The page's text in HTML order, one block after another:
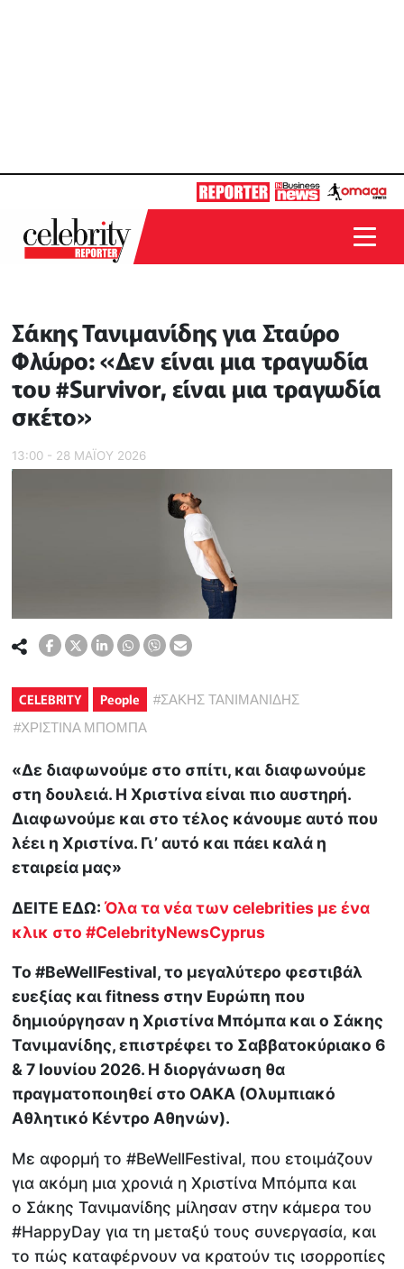
Σάκης Τανιμανίδης για Σταύρο
Φλώρο: «Δεν είναι μια τραγωδία
του #Survivor, είναι μια τραγωδία
σκέτο»
13:00 - 28 ΜΑΪ́ΟΥ 2026
CELEBRITY People #ΣΑΚΗΣ ΤΑΝΙΜΑΝΙΔΗΣ
#ΧΡΙΣΤΙΝΑ ΜΠΟΜΠΑ
«Δε διαφωνούμε στο σπίτι, και διαφωνούμε
στη δουλειά. Η Χριστίνα είναι πιο αυστηρή.
Διαφωνούμε και στο τέλος κάνουμε αυτό που
λέει η Χριστίνα. Γι’ αυτό και πάει καλά η
εταιρεία μας»
ΔΕΙΤΕ ΕΔΩ:Όλα τα νέα των celebrities με ένα
κλικ στο #CelebrityNewsCyprus
Το #BeWellFestival, το μεγαλύτερο φεστιβάλ
ευεξίας και fitness στην Ευρώπη που
δημιούργησαν η Χριστίνα Μπόμπα και ο Σάκης
Τανιμανίδης, επιστρέφει το Σαββατοκύριακο 6
& 7 Ιουνίου 2026. Η διοργάνωση θα
πραγματοποιηθεί στο ΟΑΚΑ (Ολυμπιακό
Αθλητικό Κέντρο Αθηνών).
Με αφορμή το #BeWellFestival, που ετοιμάζουν
για ακόμη μια χρονιά η Χριστίνα Μπόμπα και
ο Σάκης Τανιμανίδης μίλησαν στην κάμερα του
#HappyDay για τη μεταξύ τους συνεργασία, και
το πώς καταφέρνουν να κρατούν τις ισορροπίες